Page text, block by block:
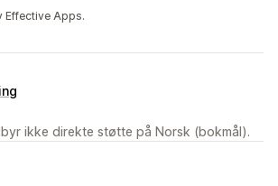
Effective Apps.
ikke direkte støtte på Norsk (bokmål).